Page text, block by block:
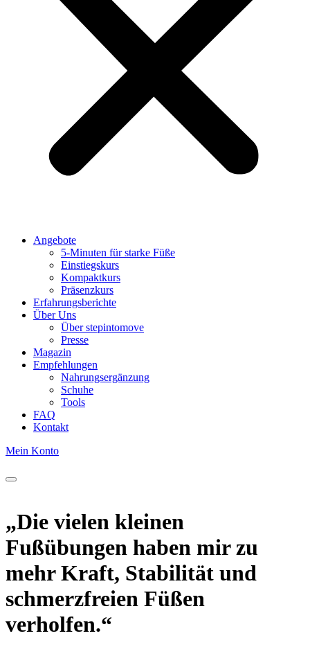
Angebote
5-Minuten für starke Füße
Einstiegskurs
Kompaktkurs
Präsenzkurs
Erfahrungsberichte
Über Uns
Über stepintomove
Presse
Magazin
Empfehlungen
Nahrungsergänzung
Schuhe
Tools
FAQ
Kontakt
Mein Konto
„Die vielen kleinen
Fußübungen haben mir zu
mehr Kraft, Stabilität und
schmerzfreien Füßen
verholfen.“